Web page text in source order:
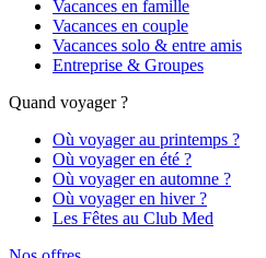
Vacances en famille
Vacances en couple
Vacances solo & entre amis
Entreprise & Groupes
Quand voyager ?
Où voyager au printemps ?
Où voyager en été ?
Où voyager en automne ?
Où voyager en hiver ?
Les Fêtes au Club Med